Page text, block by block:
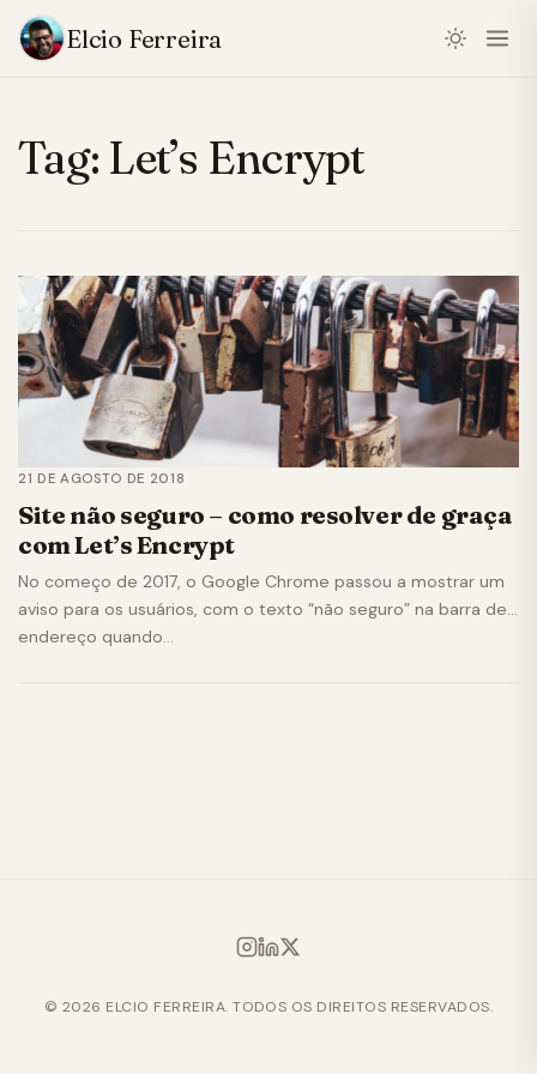
Elcio Ferreira
Tag: Let’s Encrypt
21 DE AGOSTO DE 2018
Site não seguro – como resolver de graça
com Let’s Encrypt
No começo de 2017, o Google Chrome passou a mostrar um
aviso para os usuários, com o texto “não seguro” na barra de
endereço quando…
© 2026 ELCIO FERREIRA. TODOS OS DIREITOS RESERVADOS.